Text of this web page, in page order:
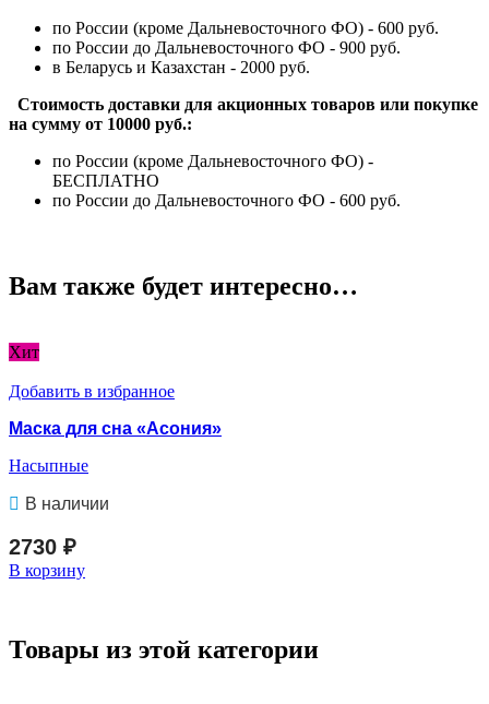
по России (кроме Дальневосточного ФО) - 600 руб.
по России до Дальневосточного ФО - 900 руб.
в Беларусь и Казахстан - 2000 руб.
Стоимость доставки для акционных товаров или покупке
на сумму от 10000 руб.:
по России (кроме Дальневосточного ФО) -
БЕСПЛАТНО
по России до Дальневосточного ФО - 600 руб.
Вам также будет интересно…
Хит
Добавить в избранное
Маска для сна «Асония»
Насыпные
В наличии
2730 ₽
В корзину
Товары из этой категории